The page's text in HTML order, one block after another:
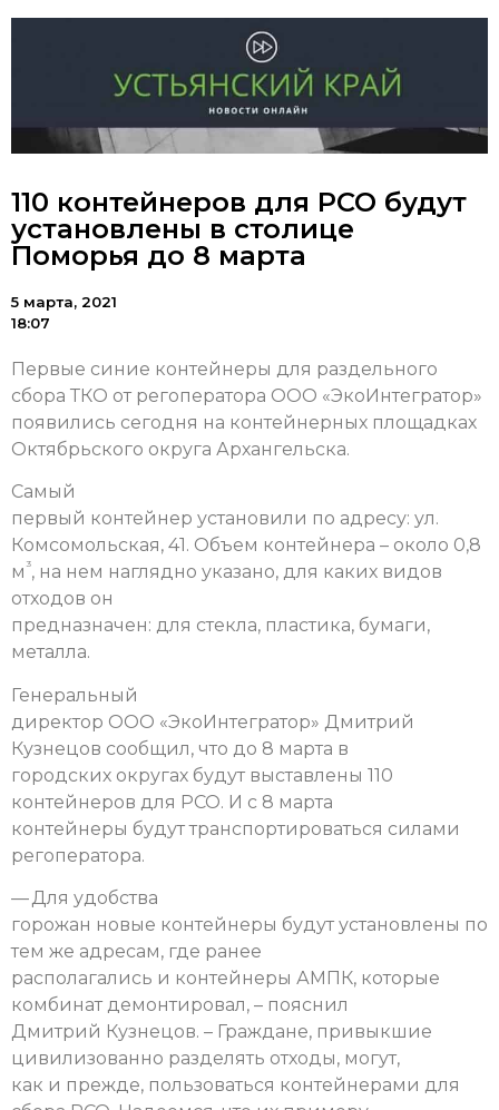
110 контейнеров для РСО будут
установлены в столице
Поморья до 8 марта
5 марта, 2021
18:07
Первые синие контейнеры для раздельного
сбора ТКО от регоператора ООО «ЭкоИнтегратор»
появились сегодня на контейнерных площадках
Октябрьского округа Архангельска.
Самый
первый контейнер установили по адресу: ул.
Комсомольская, 41. Объем контейнера – около 0,8
м ³, на нем наглядно указано, для каких видов
отходов он
предназначен: для стекла, пластика, бумаги,
металла.
Генеральный
директор ООО «ЭкоИнтегратор» Дмитрий
Кузнецов сообщил, что до 8 марта в
городских округах будут выставлены 110
контейнеров для РСО. И с 8 марта
контейнеры будут транспортироваться силами
регоператора.
— Для удобства
горожан новые контейнеры будут установлены по
тем же адресам, где ранее
располагались и контейнеры АМПК, которые
комбинат демонтировал, – пояснил
Дмитрий Кузнецов. – Граждане, привыкшие
цивилизованно разделять отходы, могут,
как и прежде, пользоваться контейнерами для